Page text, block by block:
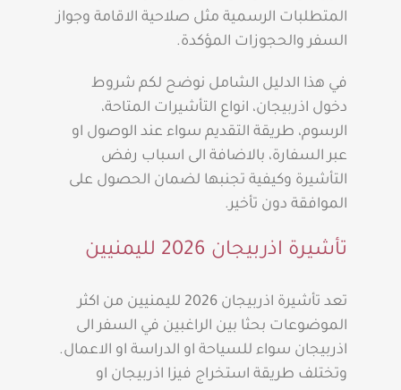
المتطلبات الرسمية مثل صلاحية الاقامة وجواز
السفر والحجوزات المؤكدة.
في هذا الدليل الشامل نوضح لكم شروط
دخول اذربيجان، انواع التأشيرات المتاحة،
الرسوم، طريقة التقديم سواء عند الوصول او
عبر السفارة، بالاضافة الى اسباب رفض
التأشيرة وكيفية تجنبها لضمان الحصول على
الموافقة دون تأخير.
تأشيرة اذربيجان 2026 لليمنيين
تعد تأشيرة اذربيجان 2026 لليمنيين من اكثر
الموضوعات بحثا بين الراغبين في السفر الى
اذربيجان سواء للسياحة او الدراسة او الاعمال.
وتختلف طريقة استخراج فيزا اذربيجان او